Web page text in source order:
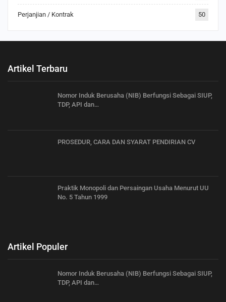
Perjanjian / Kontrak 50
Artikel Terbaru
Nomor Induk Berusaha (NIB) Berfungsi Sebagai SIUP,
TDP, API dan…
PROSEDUR, CARA DAN SYARAT PENDIRIAN CV
Praktik Monopoli dan Persaingan Usaha Menurut UU
No. 5 Tahun 1999
Artikel Populer
Nomor Induk Berusaha (NIB) Berfungsi Sebagai SIUP,
TDP, API dan…